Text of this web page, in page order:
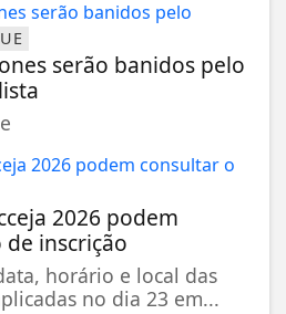
serão banidos pelo
2026 podem
inscrição
horário e local das
no dia 23 em...